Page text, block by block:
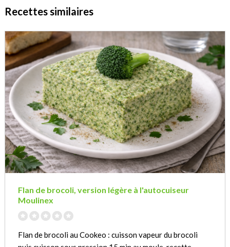
Recettes similaires
Flan de brocoli, version légère à l'autocuiseur
Moulinex
Flan de brocoli au Cookeo : cuisson vapeur du brocoli